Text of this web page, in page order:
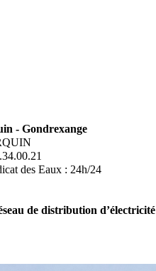
- Gondrexange
des Eaux : 24h/24
de distribution d’électricité